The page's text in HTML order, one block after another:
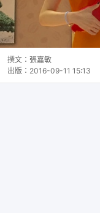
撰文： 張嘉敏
出版： 2016-09-11 15:13